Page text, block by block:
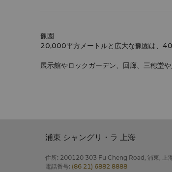
豫園
20,000平方メートルと広大な豫園は、
展示館やロックガーデン、回廊、三穂堂
浦東 シャングリ・ラ 上海
住所: 200120 303 Fu Cheng Road, 浦東, 上
電話番号: (86 21) 6882 8888